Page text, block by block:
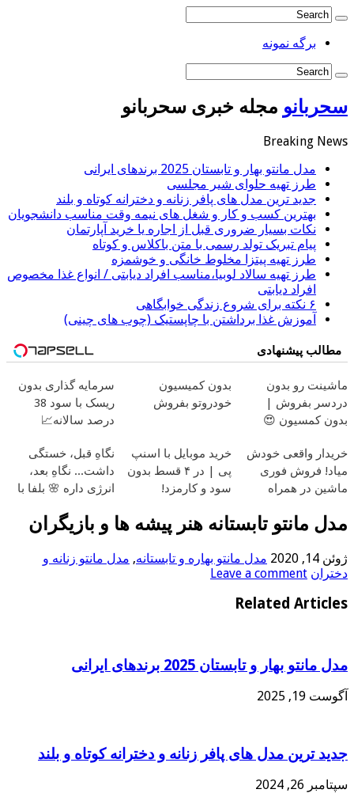
برگه نمونه
سحربانو مجله خبری سحربانو
Breaking News
مدل مانتو بهار و تابستان 2025 برندهای ایرانی
طرز تهیه حلوای شیر مجلسی
جدید ترین مدل های پافر زنانه و دخترانه کوتاه و بلند
بهترین کسب و کار و شغل های نیمه وقت مناسب دانشجویان
نکات بسیار ضروری قبل از اجاره یا خرید آپارتمان
پیام تبریک تولد رسمی با متن باکلاس و کوتاه
طرز تهیه پیتزا مخلوط خانگی و خوشمزه
طرز تهیه سالاد لوبیا،مناسب افراد دیابتی / انواع غذا مخصوص
افراد دیابتی
۶ نکته برای شروع زندگی خوابگاهی
آموزش غذا برداشتن با چاپستیک (چوب های چینی)
مطالب پیشنهادی
ماشینت رو بدون
دردسر بفروش |
بدون کمسیون 😍
بدون کمیسیون
خودروتو بفروش
سرمایه گذاری بدون
ریسک با سود 38
درصد سالانه📈
خریدار واقعی خودش
میاد! فروش فوری
ماشین در همراه
خرید موبایل با اسنپ
پی | در ۴ قسط بدون
سود و کارمزد!
نگاهِ قبل، خستگی
داشت... نگاهِ بعد،
انرژی داره 🌸 بلفا با
مدل مانتو تابستانه هنر پیشه ها و بازیگران
ژوئن 14, 2020 مدل مانتو بهاره و تابستانه, مدل مانتو زنانه و
دختران Leave a comment
Related Articles
مدل مانتو بهار و تابستان 2025 برندهای ایرانی
آگوست 19, 2025
جدید ترین مدل های پافر زنانه و دخترانه کوتاه و بلند
سپتامبر 26, 2024